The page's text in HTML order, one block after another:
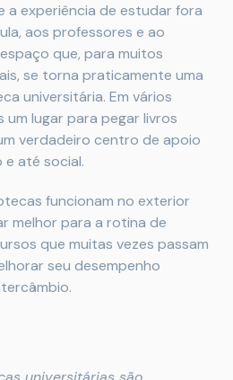
a experiência de estudar fora
aos professores e ao
que, para muitos
se torna praticamente uma
universitária. Em vários
um lugar para pegar livros
verdadeiro centro de apoio
até social.
funcionam no exterior
melhor para a rotina de
que muitas vezes passam
seu desempenho